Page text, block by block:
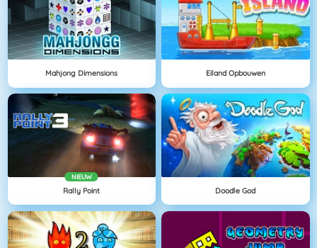
Mahjong Dimensions Eiland Opbouwen
NIEUW
Rally Point Doodle God